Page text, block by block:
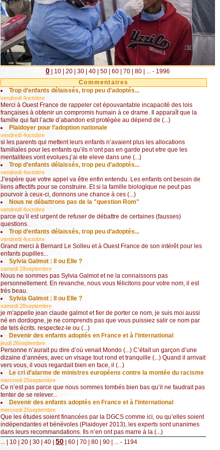
0 | 10 | 20 | 30 | 40 | 50 | 60 | 70 | 80 |
- 1996
Commentaires
Trop d’enfants délaissés, trop peu d’adoptés...
vendredi 4octobre
Merci à Ouest France de rappeler cet épouvantable incapacité des lois
françaises à obtenir un compromis humain à ce drame. Il apparaît que la
famille qui fait l’acte d’abandon est protégée au dépend de (...)
Plaidoyer pour l’adoption nationale
vendredi 4octobre
si les parents qui mettent leurs enfants n’avaient plus les allocations
familiales pour les enfants qu’ils n’ont pas en garde peut etre que les
mentalitees vont evolues.j’ai ete eleve dans une (...)
Trop d’enfants délaissés, trop peu d’adoptés...
vendredi 4octobre
J’espère que votre appel va être enfin entendu. Les enfants ont besoin de
liens affectifs pour se construire. Et si la famille biologique ne peut pas
pourvoir à ceux-ci, donnons une chance à ces (...)
Nous ne débattrons pas de la "question Rom"
vendredi 4octobre
parce qu’il est urgent de refuser de débattre de certaines (fausses)
questions.
Trop d’enfants délaissés, trop peu d’adoptés...
vendredi 4octobre
Grand merci à Bernard Le Solleu et à Ouest France de son intérêt pour les
enfants pupilles...
Sylvia Galmot : Il ou Elle ?
samedi 28septembre
Nous ne sommes pas Sylvia Galmot et ne la connaissons pas
personnellement. En revanche, nous vous félicitons pour votre nom, il est
très beau.
Sylvia Galmot : Il ou Elle ?
samedi 28septembre
je m’appelle jean claude galmot et fier de porter ce nom, je suis moi aussi
né en dordogne, je ne comprends pas que vous puissiez salir ce nom par
de tels écrits. respectez-le ou (...)
Devenir des enfants adoptés en France et à l’international
jeudi 26septembre
Personne n’aurait pu dire d’où venait Mondo (...) C’était un garçon d’une
dizaine d’années, avec un visage tout rond et tranquille (...) Quand il arrivait
vers vous, il vous regardait bien en face, il (...)
Le cri d’alarme de ministres européens contre la montée du racisme
mercredi 25septembre
Ce n’est pas parce que nous sommes tombés bien bas qu’il ne faudrait pas
tenter de se relever...
Devenir des enfants adoptés en France et à l’international
mercredi 25septembre
Que les études soient financées par la DGCS comme ici, ou qu’elles soient
indépendantes et bénévoles (Plaidoyer 2013), les experts sont unanimes
dans leurs recommandations. Ils n’en ont pas marre à la (...)
| 10 | 20 | 30 | 40 | 50 | 60 | 70 | 80 | 90 | - 1194